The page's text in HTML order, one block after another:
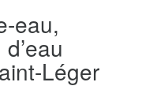
eau,
Léger